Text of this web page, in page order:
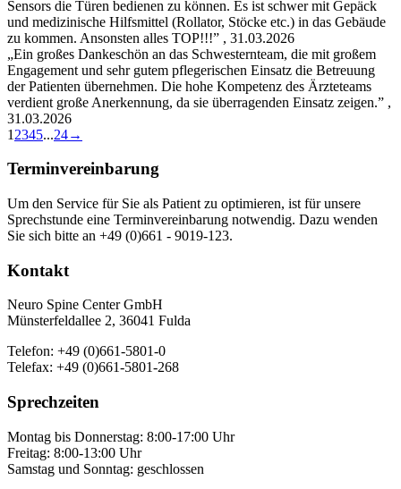
Sensors die Türen bedienen zu können. Es ist schwer mit Gepäck
und medizinische Hilfsmittel (Rollator, Stöcke etc.) in das Gebäude
zu kommen. Ansonsten alles TOP!!!” , 31.03.2026
„Ein großes Dankeschön an das Schwesternteam, die mit großem
Engagement und sehr gutem pflegerischen Einsatz die Betreuung
der Patienten übernehmen. Die hohe Kompetenz des Ärzteteams
verdient große Anerkennung, da sie überragenden Einsatz zeigen.” ,
31.03.2026
Guestbook
navigation
1 2345...24→
Terminvereinbarung
Um den Service für Sie als Patient zu optimieren, ist für unsere
Sprechstunde eine Terminvereinbarung notwendig. Dazu wenden
Sie sich bitte an +49 (0)661 - 9019-123.
Kontakt
Neuro Spine Center GmbH
Münsterfeldallee 2, 36041 Fulda
Telefon: +49 (0)661-5801-0
Telefax: +49 (0)661-5801-268
Sprechzeiten
Montag bis Donnerstag: 8:00-17:00 Uhr
Freitag: 8:00-13:00 Uhr
Samstag und Sonntag: geschlossen